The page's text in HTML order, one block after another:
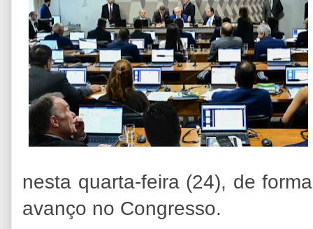
nesta quarta-feira (24), de
avanço no Congresso.